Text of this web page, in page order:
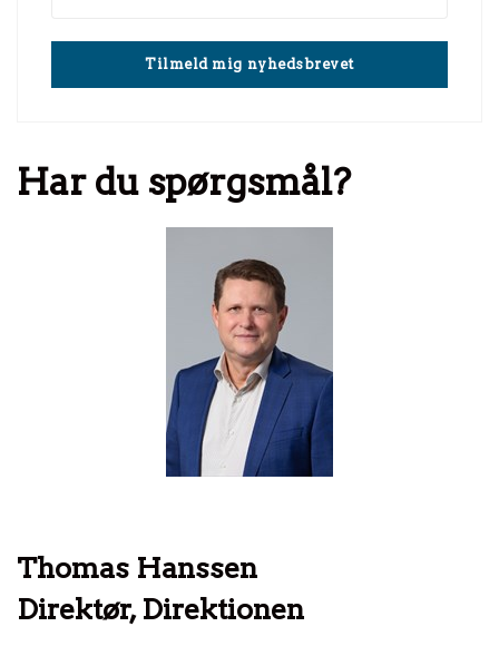
Har du spørgsmål?
Thomas Hanssen
Direktør, Direktionen